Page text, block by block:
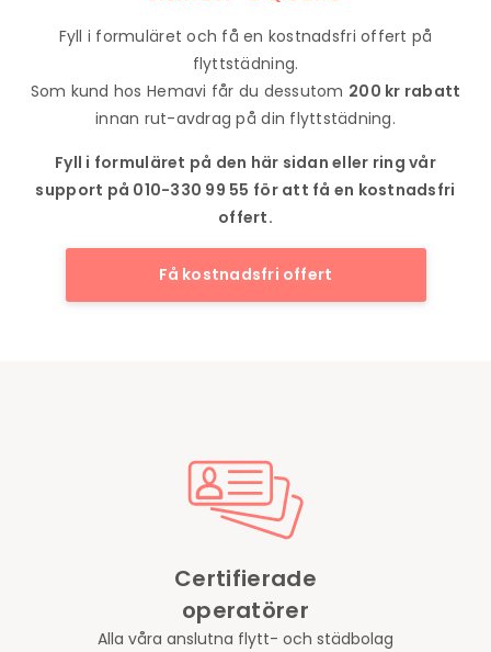
Fyll i formuläret och få en kostnadsfri offert på
flyttstädning.
Som kund hos Hemavi får du dessutom 200 kr rabatt
innan rut-avdrag på din flyttstädning.
Fyll i formuläret på den här sidan eller ring vår
support på 010-330 99 55 för att få en kostnadsfri
offert.
Få kostnadsfri offert
Certifierade
operatörer
Alla våra anslutna flytt- och städbolag